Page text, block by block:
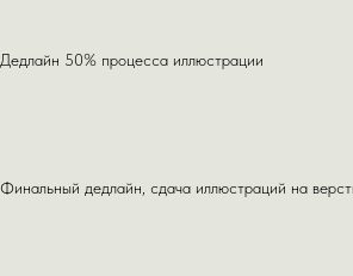
50% процесса иллюстрации
дедлайн, сдача иллюстраций на